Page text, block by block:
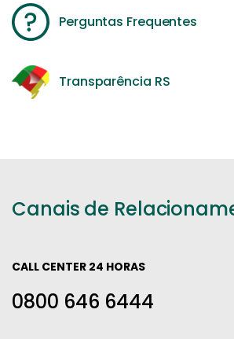
Perguntas Frequentes
Transparência RS
Canais de
CALL CENTER 24 HORAS
0800 646 6444